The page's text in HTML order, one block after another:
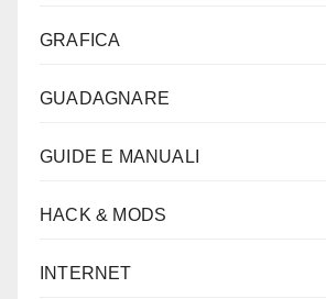
GRAFICA
GUADAGNARE
GUIDE E MANUALI
HACK & MODS
INTERNET